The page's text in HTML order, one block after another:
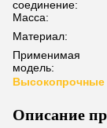
соединение:
Масса:
Материал:
Применимая
модель:
Высокопрочные
Описание